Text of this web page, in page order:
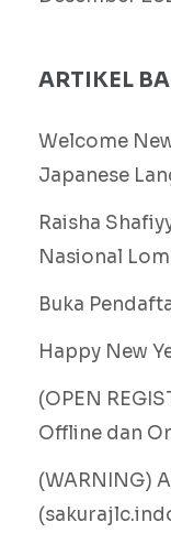
ARTIKEL
Welcome
Japanese
Raisha
Nasional
Buka
Happy New
(OPEN
Offline dan
(WARNING)